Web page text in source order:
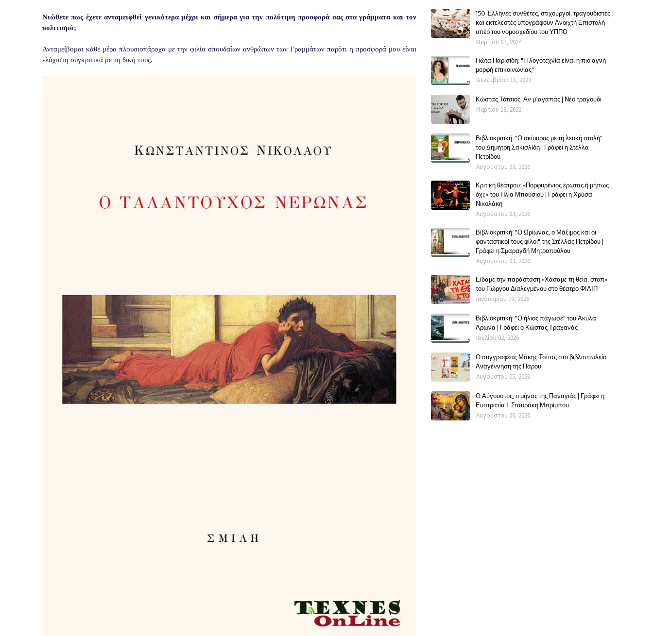
Νιώθετε πως έχετε ανταμειφθεί γενικότερα μέχρι και σήμερα για την πολύτιμη προσφορά σας στα γράμματα και τον
πολιτισμό;
Ανταμείβομαι κάθε μέρα πλουσιοπάροχα με την φιλία σπουδαίων ανθρώπων των Γραμμάτων παρότι η προσφορά μου είναι
ελάχιστη συγκριτικά με τη δική τους.
150 Έλληνες συνθέτες, στιχουργοί, τραγουδιστές
και εκτελεστές υπογράφουν Ανοιχτή Επιστολή
υπέρ του νομοσχεδίου του ΥΠΠΟ
Μαρτίου 07, 2024
Γιώτα Παρισίδη: "Η λογοτεχνία είναι η πιο αγνή
μορφή επικοινωνίας"
Δεκεμβρίου 11, 2023
Κώστας Τότσιος: Αν μ΄αγαπάς | Νέο τραγούδι
Μαρτίου 18, 2022
Βιβλιοκριτική: "Ο σκίουρος με τη λευκή στολή"
του Δημήτρη Σακισλίδη | Γράφει η Στέλλα
Πετρίδου
Αυγούστου 03, 2026
Κριτική θεάτρου: «Πορφυρένιος έρωτας ή μήπως
όχι;» του Ηλία Μπούσιου | Γράφει η Χρύσα
Νικολάκη
Αυγούστου 03, 2026
Βιβλιοκριτική: "Ο Ωρίωνας, ο Μάξιμος και οι
φανταστικοί τους φίλοι" της Στέλλας Πετρίδου |
Γράφει η Σμαραγδή Μητροπούλου
Αυγούστου 03, 2026
Είδαμε την παράσταση «Χάσαμε τη θεία, στοπ»
του Γιώργου Διαλεγμένου στο θέατρο ΦΙΛΙΠ
Ιανουαρίου 10, 2026
Βιβλιοκριτική: "Ο ήλιος πάγωσε" του Ακύλα
Άρωνα | Γράφει ο Κώστας Τραχανάς
Ιουλίου 02, 2026
Ο συγγραφέας Μάκης Τσίτας στο βιβλιοπωλείο
Αναγέννηση της Πάρου
Αυγούστου 05, 2026
Ο Αύγουστος, ο μήνας της Παναγιάς | Γράφει η
Ευστρατία Ι. Σταυράκη Μπρίμπου
Αυγούστου 06, 2026